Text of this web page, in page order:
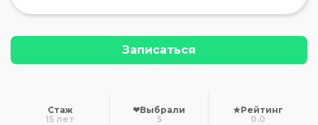
Записаться
Стаж
15 лет
❤Выбрали
5
★Рейтинг
0.0